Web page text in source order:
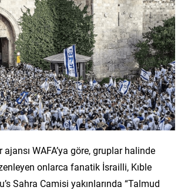
WAFA’ya göre, gruplar halinde
onlarca fanatik İsrailli, Kıble
Sahra Camisi yakınlarında “Talmud